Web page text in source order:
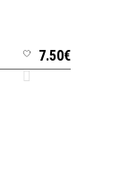
7.50€